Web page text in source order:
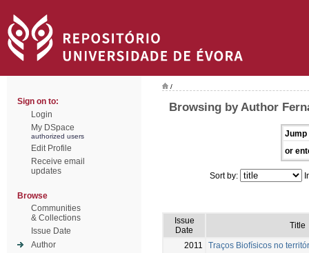
Sign on to:
Login
My DSpace
authorized users
Edit Profile
Receive email
updates
Browse
Communities
& Collections
Issue Date
Author
/
Browsing by Author
Jump
or
Sort by:
Issue
Date
Title
2011 Traços Biofísicos no